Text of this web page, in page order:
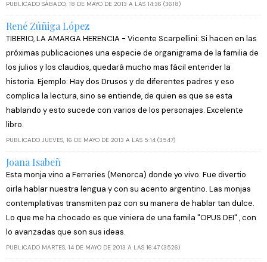
PUBLICADO SÁBADO, 18 DE MAYO DE 2013 A LAS 14:36 (3618)
René Zúñiga López
TIBERIO, LA AMARGA HERENCIA - Vicente Scarpellini: Si hacen en las
próximas publicaciones una especie de organigrama de la familia de
los julios y los claudios, quedará mucho mas fácil entender la
historia. Ejemplo: Hay dos Drusos y de diferentes padres y eso
complica la lectura, sino se entiende, de quien es que se esta
hablando y esto sucede con varios de los personajes. Excelente
libro.
PUBLICADO JUEVES, 16 DE MAYO DE 2013 A LAS 5:14 (3547)
Joana Isabeñ
Esta monja vino a Ferreries (Menorca) donde yo vivo. Fue divertio
oirla hablar nuestra lengua y con su acento argentino. Las monjas
contemplativas transmiten paz con su manera de hablar tan dulce.
Lo que me ha chocado es que viniera de una famila "OPUS DEI" , con
lo avanzadas que son sus ideas.
PUBLICADO MARTES, 14 DE MAYO DE 2013 A LAS 16:47 (3526)